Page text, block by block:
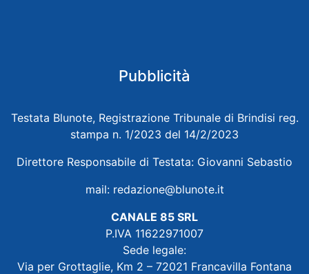
Pubblicità
Testata Blunote, Registrazione Tribunale di Brindisi reg.
stampa n. 1/2023 del 14/2/2023
Direttore Responsabile di Testata: Giovanni Sebastio
mail: redazione@blunote.it
CANALE 85 SRL
P.IVA 11622971007
Sede legale:
Via per Grottaglie, Km 2 – 72021 Francavilla Fontana